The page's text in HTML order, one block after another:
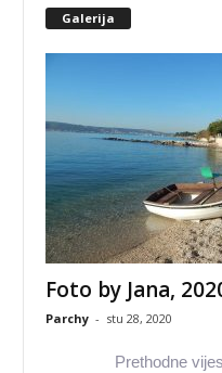
Galerija
Foto by Jana,
Parchy - stu 28, 2020
Prethodne